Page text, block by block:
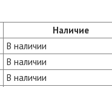
Наличие
В наличии
В наличии
В наличии